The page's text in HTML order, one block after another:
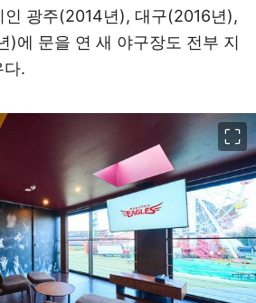
인 광주(2014년), 대구(2016년),
)에 문을 연 새 야구장도 전부 지
다.